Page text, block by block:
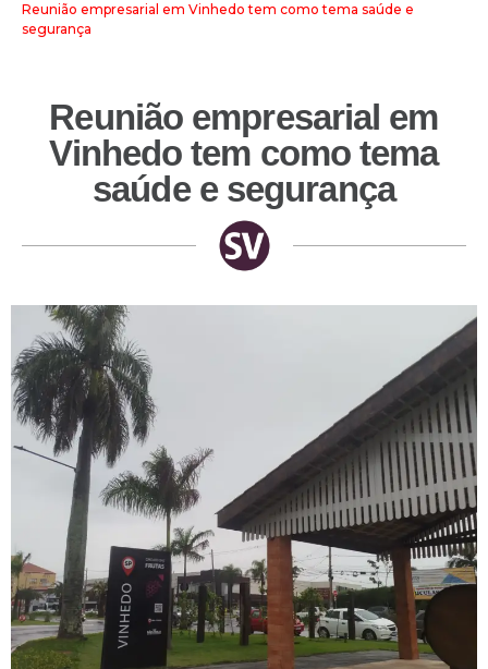
Reunião empresarial em Vinhedo tem como tema saúde e
segurança
Reunião empresarial em
Vinhedo tem como tema
saúde e segurança